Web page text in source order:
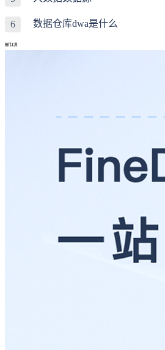
6 数据仓库dwa是什么
热门工具